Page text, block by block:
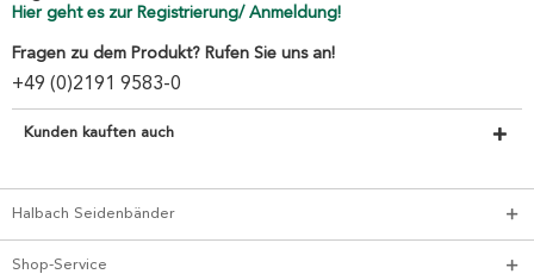
Hier geht es zur Registrierung/ Anmeldung!
Fragen zu dem Produkt? Rufen Sie uns an!
+49 (0)2191 9583-0
Kunden kauften auch
Halbach Seidenbänder
Shop-Service